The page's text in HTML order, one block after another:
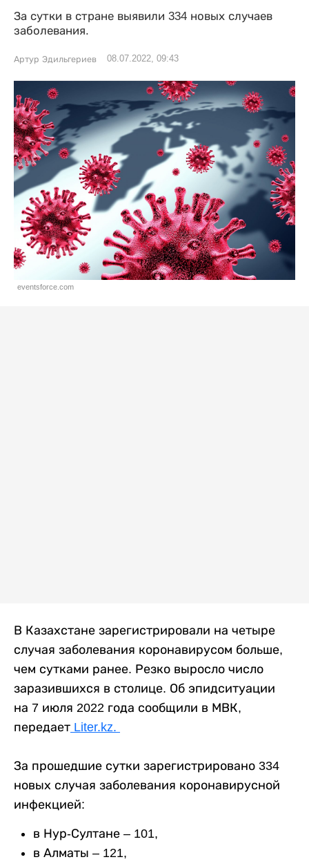
За сутки в стране выявили 334 новых случаев
заболевания.
Артур Эдильгериев 08.07.2022, 09:43
eventsforce.com
В Казахстане зарегистрировали на четыре
случая заболевания коронавирусом больше,
чем сутками ранее. Резко выросло число
заразившихся в столице. Об эпидситуации
на 7 июля 2022 года сообщили в МВК,
передает Liter.kz.
За прошедшие сутки зарегистрировано 334
новых случая заболевания коронавирусной
инфекцией:
в Нур-Султане – 101,
в Алматы – 121,